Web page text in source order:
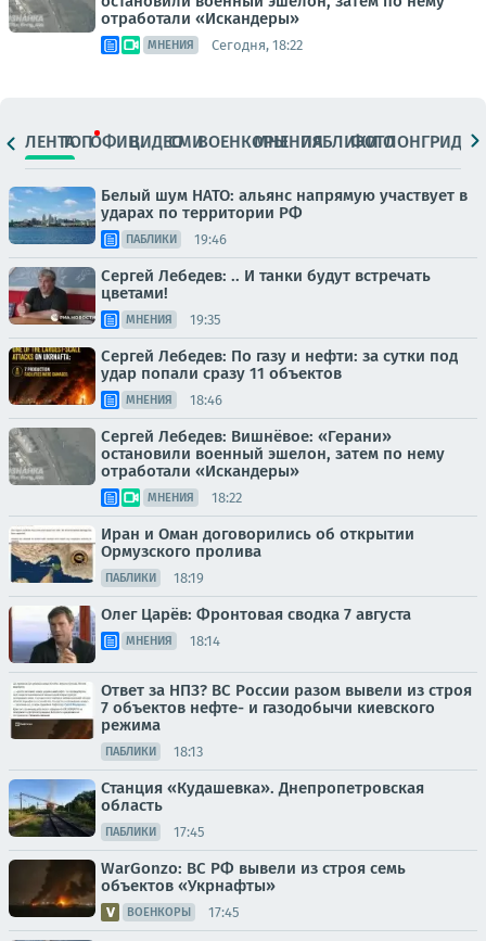
отработали «Искандеры»
МНЕНИЯ Сегодня, 18:22
ЛЕНТАТОПОФИЦ.ВИДЕОСМИВОЕНКОРЫМНЕНИЯПАБЛИКИ
ФОТОЛОНГРИДЫ
Белый шум НАТО: альянс напрямую участвует в
ударах по территории РФ
ПАБЛИКИ 19:46
Сергей Лебедев: .. И танки будут встречать
цветами!
МНЕНИЯ 19:35
Сергей Лебедев: По газу и нефти: за сутки под
удар попали сразу 11 объектов
МНЕНИЯ 18:46
Сергей Лебедев: Вишнёвое: «Герани»
остановили военный эшелон, затем по нему
отработали «Искандеры»
МНЕНИЯ 18:22
Иран и Оман договорились об открытии
Ормузского пролива
ПАБЛИКИ 18:19
Олег Царёв: Фронтовая сводка 7 августа
МНЕНИЯ 18:14
Ответ за НПЗ? ВС России разом вывели из строя
7 объектов нефте- и газодобычи киевского
режима
ПАБЛИКИ 18:13
Станция «Кудашевка». Днепропетровская
область
ПАБЛИКИ 17:45
WarGonzo: ВС РФ вывели из строя семь
объектов «Укрнафты»
ВОЕНКОРЫ 17:45